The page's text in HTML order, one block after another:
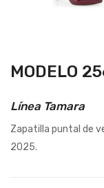
MODELO
Línea Tamara
Zapatilla puntal de
2025.